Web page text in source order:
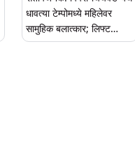
धावत्या टेम्पोमध्ये महिलेवर
सामुहिक बलात्कार; लिफ्ट
देण्याचा बहाण्याने केली फसवणूक